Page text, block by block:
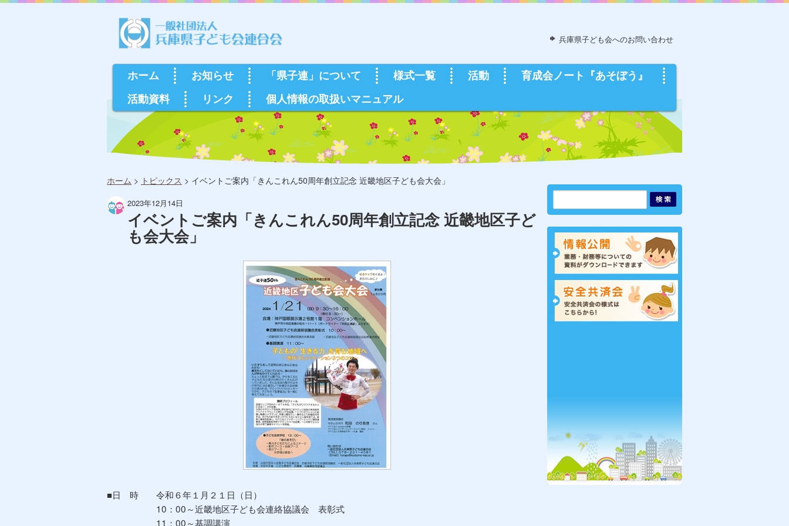
兵庫県子ども会へのお問い合わせ
ホーム お知らせ 「県子連」について 様式一覧 活動
育成会ノート『あそぼう』
活動資料
リンク 個人情報の取扱いマニュアル
ホーム > トピックス > イベントご案内「きんこれん50周年創立記念 近畿地区子ども会大会」
2023年12月14日
イベントご案内「きんこれん50周年創立記念 近畿地区子ど
も会大会」
■日 時 令和６年１月２１日（日）
10：00～近畿地区子ども会連絡協議会 表彰式
11：00～基調講演